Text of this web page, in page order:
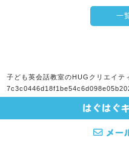
一
子ども英会話教室のHUGクリエイテ
はぐはぐ
メー
© 2026 子ども英会話教室のHUG